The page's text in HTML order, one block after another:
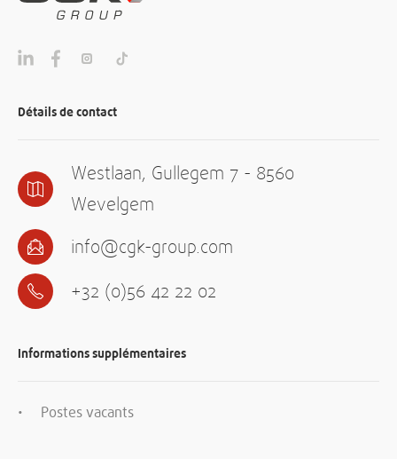
Détails de contact
Westlaan, Gullegem 7 - 8560
Wevelgem
info@cgk-group.com
+32 (0)56 42 22 02
Informations supplémentaires
Postes vacants